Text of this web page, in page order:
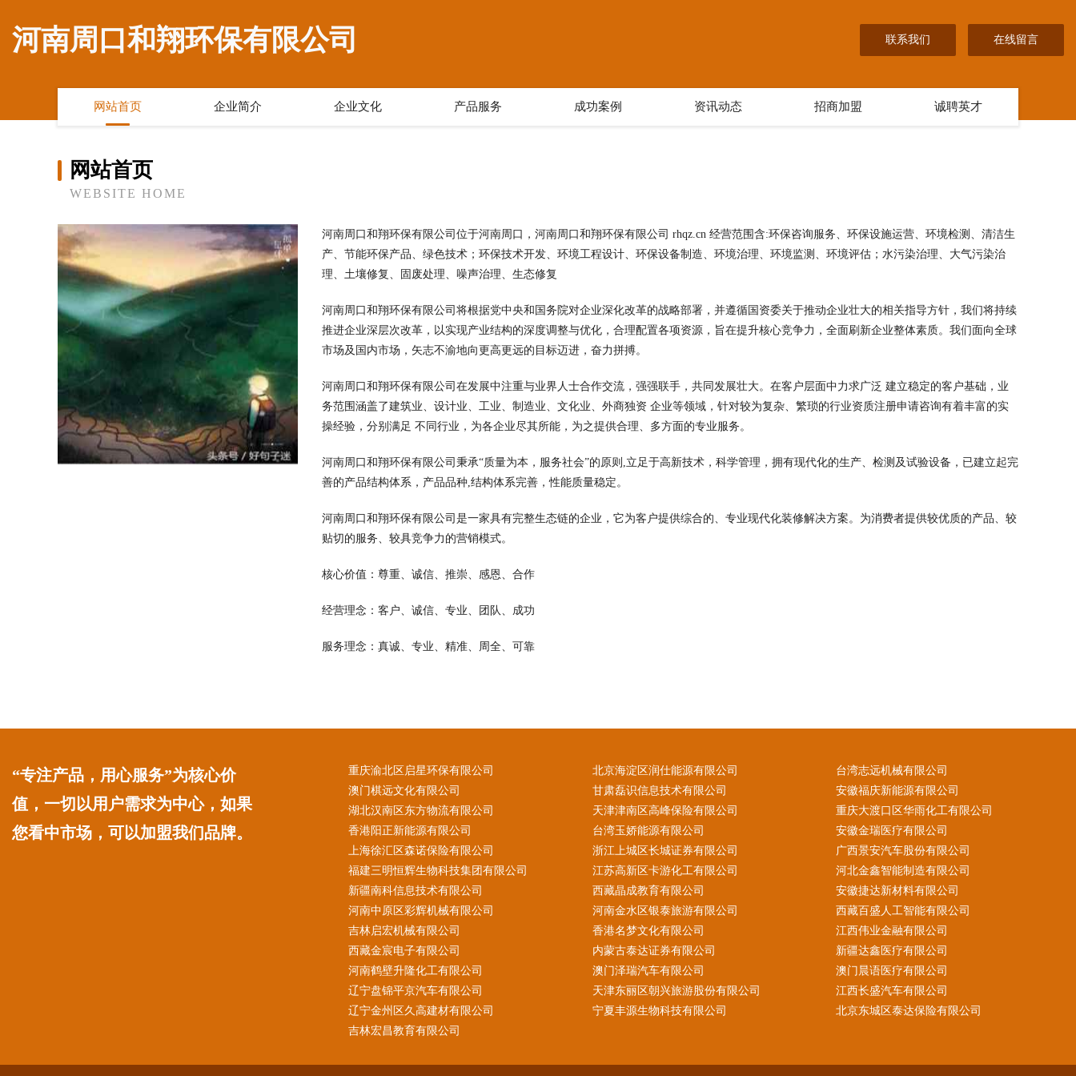
河南周口和翔环保有限公司 联系我们 在线留言
网站首页 企业简介 企业文化 产品服务 成功案例 资讯动态 招商加盟 诚聘英才
网站首页
WEBSITE HOME
河南周口和翔环保有限公司位于河南周口，河南周口和翔环保有限公司 rhqz.cn 经营范围含:环保咨询服务、环保设施运营、环境检测、清洁生
产、节能环保产品、绿色技术；环保技术开发、环境工程设计、环保设备制造、环境治理、环境监测、环境评估；水污染治理、大气污染治
理、土壤修复、固废处理、噪声治理、生态修复
河南周口和翔环保有限公司将根据党中央和国务院对企业深化改革的战略部署，并遵循国资委关于推动企业壮大的相关指导方针，我们将持续
推进企业深层次改革，以实现产业结构的深度调整与优化，合理配置各项资源，旨在提升核心竞争力，全面刷新企业整体素质。我们面向全球
市场及国内市场，矢志不渝地向更高更远的目标迈进，奋力拼搏。
河南周口和翔环保有限公司在发展中注重与业界人士合作交流，强强联手，共同发展壮大。在客户层面中力求广泛 建立稳定的客户基础，业
务范围涵盖了建筑业、设计业、工业、制造业、文化业、外商独资 企业等领域，针对较为复杂、繁琐的行业资质注册申请咨询有着丰富的实
操经验，分别满足 不同行业，为各企业尽其所能，为之提供合理、多方面的专业服务。
河南周口和翔环保有限公司秉承“质量为本，服务社会”的原则,立足于高新技术，科学管理，拥有现代化的生产、检测及试验设备，已建立起完
善的产品结构体系，产品品种,结构体系完善，性能质量稳定。
河南周口和翔环保有限公司是一家具有完整生态链的企业，它为客户提供综合的、专业现代化装修解决方案。为消费者提供较优质的产品、较
贴切的服务、较具竞争力的营销模式。
核心价值：尊重、诚信、推崇、感恩、合作
经营理念：客户、诚信、专业、团队、成功
服务理念：真诚、专业、精准、周全、可靠
“专注产品，用心服务”为核心价
值，一切以用户需求为中心，如果
您看中市场，可以加盟我们品牌。
重庆渝北区启星环保有限公司 北京海淀区润仕能源有限公司
台湾志远机械有限公司
澳门棋远文化有限公司
甘肃磊识信息技术有限公司
安徽福庆新能源有限公司
湖北汉南区东方物流有限公司
天津津南区高峰保险有限公司
重庆大渡口区华雨化工有限公司
香港阳正新能源有限公司
台湾玉娇能源有限公司
安徽金瑞医疗有限公司
上海徐汇区森诺保险有限公司
浙江上城区长城证券有限公司
广西景安汽车股份有限公司
福建三明恒辉生物科技集团有限公司
江苏高新区卡游化工有限公司
河北金鑫智能制造有限公司
新疆南科信息技术有限公司
西藏晶成教育有限公司
安徽捷达新材料有限公司
河南中原区彩辉机械有限公司
河南金水区银泰旅游有限公司
西藏百盛人工智能有限公司
吉林启宏机械有限公司
香港名梦文化有限公司
江西伟业金融有限公司
西藏金宸电子有限公司
内蒙古泰达证券有限公司
新疆达鑫医疗有限公司
河南鹤壁升隆化工有限公司
澳门泽瑞汽车有限公司
澳门晨语医疗有限公司
辽宁盘锦平京汽车有限公司
天津东丽区朝兴旅游股份有限公司
江西长盛汽车有限公司
辽宁金州区久高建材有限公司
宁夏丰源生物科技有限公司
北京东城区泰达保险有限公司
吉林宏昌教育有限公司